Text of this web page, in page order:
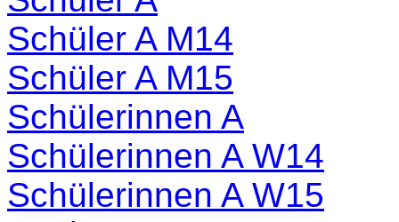
Schüler A M14
Schüler A M15
Schülerinnen A
Schülerinnen A W14
Schülerinnen A W15